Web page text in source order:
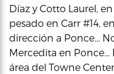
Díaz y Cotto Laurel,
pesado en Carr #14,
dirección a Ponce…
Mercedita en Ponce…
área del Towne